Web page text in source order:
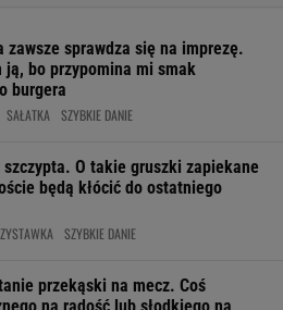
zawsze sprawdza się na imprezę.
ją, bo przypomina mi smak
burgera
SAŁATKA SZYBKIE DANIE
szczypta. O takie gruszki zapiekane
będą kłócić do ostatniego
SZYBKIE DANIE
przekąski na mecz. Coś